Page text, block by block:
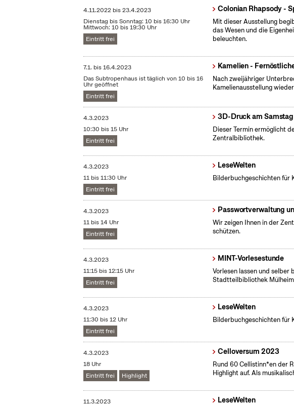
4.11.2022 bis23.4.2023
Dienstag bis Sonntag: 10 bis 16:30 Uhr
Mittwoch: 10 bis 19:30 Uhr
Eintritt frei
Colonian Rhapsody -
Mit dieser Ausstellung
das Wesen und die
beleuchten.
7.1. bis16.4.2023
Das Subtropenhaus ist täglich von 10 bis 16
Uhr geöffnet
Eintritt frei
Kamelien -
Nach zweijähriger
Kamelienausstellung wieder
4.3.2023
10:30 bis 15 Uhr
Eintritt frei
3D-Druck am Samstag
Dieser Termin ermöglicht
Zentralbibliothek.
4.3.2023
11 bis 11:30 Uhr
Eintritt frei
LeseWelten
Bilderbuchgeschichten für
4.3.2023
11 bis 14 Uhr
Eintritt frei
Passwortverwaltung
Wir zeigen Ihnen in der
schützen.
4.3.2023
11:15 bis 12:15 Uhr
Eintritt frei
MINT-Vorlesestunde
Vorlesen lassen und
Stadtteilbibliothek Mülheim
4.3.2023
11:30 bis 12 Uhr
Eintritt frei
LeseWelten
Bilderbuchgeschichten für
4.3.2023
18 Uhr
Eintritt frei
Highlight
Celloversum 2023
Rund 60 Cellistinn*en der
Highlight auf. Als
11.3.2023
LeseWelten